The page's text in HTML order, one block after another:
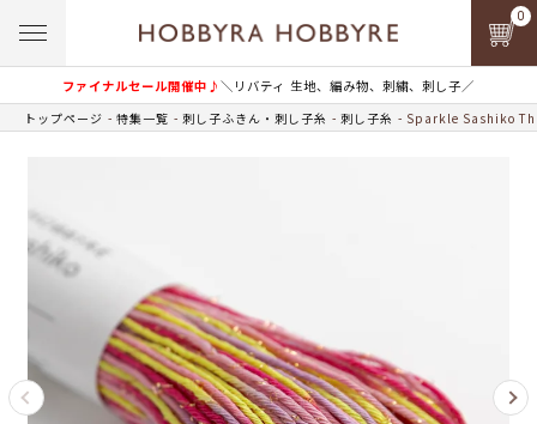
ファイナルセール開催中♪＼リバティ 生地、編み物、刺繍、刺し子／
0
トップページ 特集一覧 刺し子ふきん・刺し子糸 刺し子糸 Sparkle Sashiko